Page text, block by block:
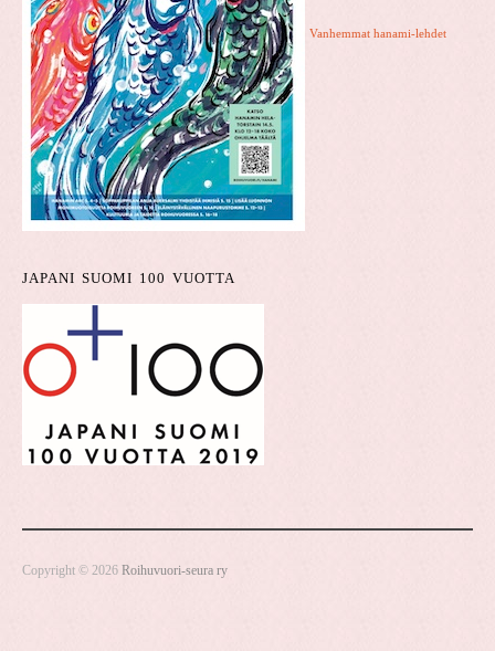
Vanhemmat hanami-lehdet
JAPANI SUOMI 100 VUOTTA
Copyright © 2026 Roihuvuori-seura ry